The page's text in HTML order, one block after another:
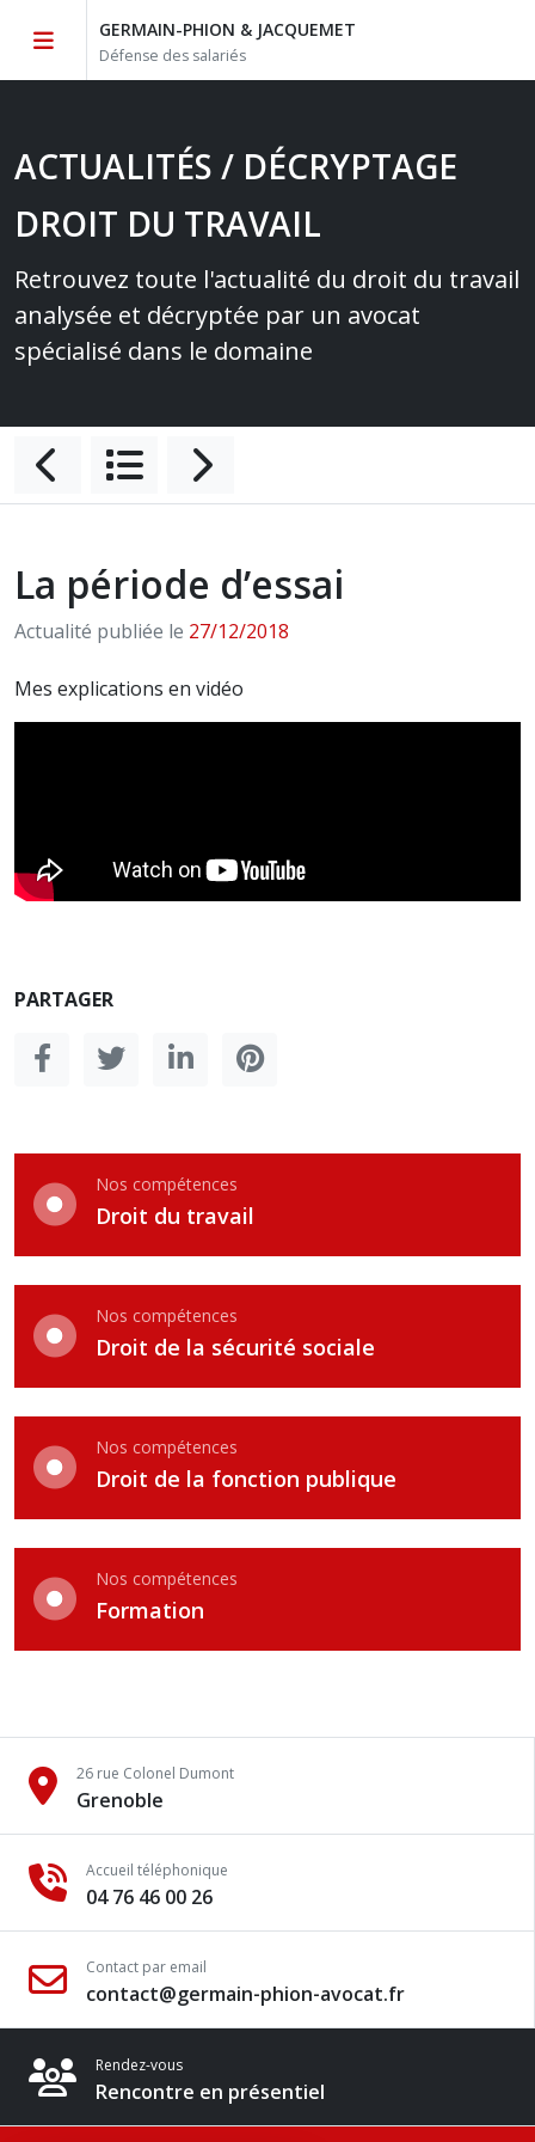
GERMAIN-PHION & JACQUEMET
Défense des salariés
ACTUALITÉS / DÉCRYPTAGE
DROIT DU TRAVAIL
Retrouvez toute l'actualité du droit du travail
analysée et décryptée par un avocat
spécialisé dans le domaine
La période d’essai
Actualité publiée le 27/12/2018
Mes explications en vidéo
PARTAGER
Nos compétences
Droit du travail
Nos compétences
Droit de la sécurité sociale
Nos compétences
Droit de la fonction publique
Nos compétences
Formation
26 rue Colonel Dumont
Grenoble
Accueil téléphonique
04 76 46 00 26
Contact par email
contact@germain-phion-avocat.fr
Rendez-vous
Rencontre en présentiel